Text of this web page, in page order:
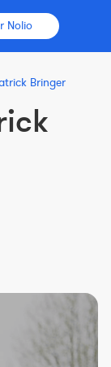
Nolio
Bringer